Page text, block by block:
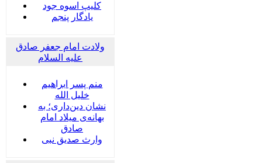
کلیپ اسوه جود
یادگار پنجم
ولادت امام جعفر صادق
علیه السلام
منم پسر ابراهیم
خلیل الله
نشان دین‌داری؛ به
بهانه‌ی میلاد امام
صادق
وارث صدیق نبی